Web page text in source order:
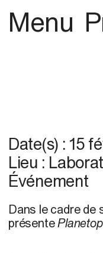
Menu
Date(s) : 15
Lieu :
Événement
Dans le cadre de
présente